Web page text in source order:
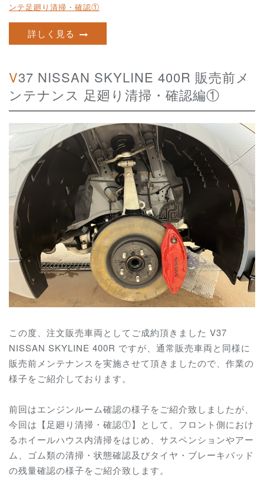
ンテ足廻り清掃・確認①
詳しく見る
V37 NISSAN SKYLINE 400R 販売前メ
ンテナンス 足廻り清掃・確認編①
この度、注文販売車両としてご成約頂きました V37
NISSAN SKYLINE 400R ですが、通常販売車両と同様に
販売前メンテナンスを実施させて頂きましたので、作業の
様子をご紹介しております。
前回はエンジンルーム確認の様子をご紹介致しましたが、
今回は【足廻り清掃・確認①】として、フロント側におけ
るホイールハウス内清掃をはじめ、サスペンションやアー
ム、ゴム類の清掃・状態確認及びタイヤ・ブレーキパッド
の残量確認の様子をご紹介致します。